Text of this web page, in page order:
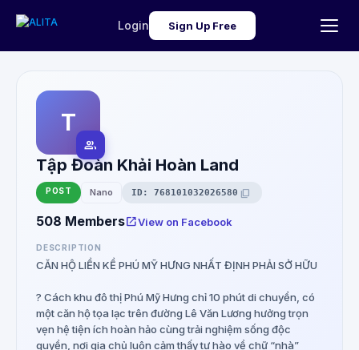
Login Sign Up Free
T
group
Tập Đoàn Khải Hoàn Land
POST Nano ID: 768101032026580 content_copy
508 Membersopen_in_newView on Facebook
DESCRIPTION
CĂN HỘ LIỀN KỀ PHÚ MỸ HƯNG NHẤT ĐỊNH PHẢI SỞ HỮU
? Cách khu đô thị Phú Mỹ Hưng chỉ 10 phút di chuyển, có
một căn hộ tọa lạc trên đường Lê Văn Lương hưởng trọn
vẹn hệ tiện ích hoàn hảo cùng trải nghiệm sống độc
quyền, nơi gia chủ luôn cảm thấy tự hào về chữ “nhà”